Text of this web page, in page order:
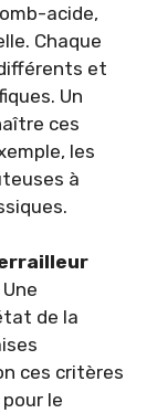
acide,
Chaque
et
Un
ces
les
à
de la
ces critères
le